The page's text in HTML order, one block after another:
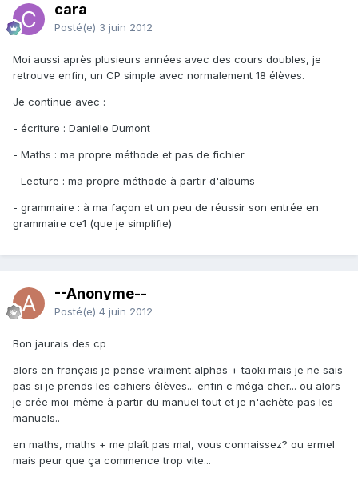
cara
Posté(e) 3 juin 2012
Moi aussi après plusieurs années avec des cours doubles, je
retrouve enfin, un CP simple avec normalement 18 élèves.
Je continue avec :
- écriture : Danielle Dumont
- Maths : ma propre méthode et pas de fichier
- Lecture : ma propre méthode à partir d'albums
- grammaire : à ma façon et un peu de réussir son entrée en
grammaire ce1 (que je simplifie)
--Anonyme--
Posté(e) 4 juin 2012
Bon jaurais des cp
alors en français je pense vraiment alphas + taoki mais je ne sais
pas si je prends les cahiers élèves... enfin c méga cher... ou alors
je crée moi-même à partir du manuel tout et je n'achète pas les
manuels..
en maths, maths + me plaît pas mal, vous connaissez? ou ermel
mais peur que ça commence trop vite...